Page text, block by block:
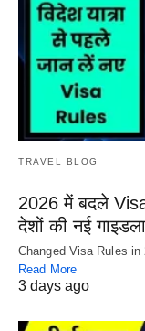
TRAVEL BLOG
2026 में बदले
देशों की नई
Changed Visa Rules in
Read More
3 days ago